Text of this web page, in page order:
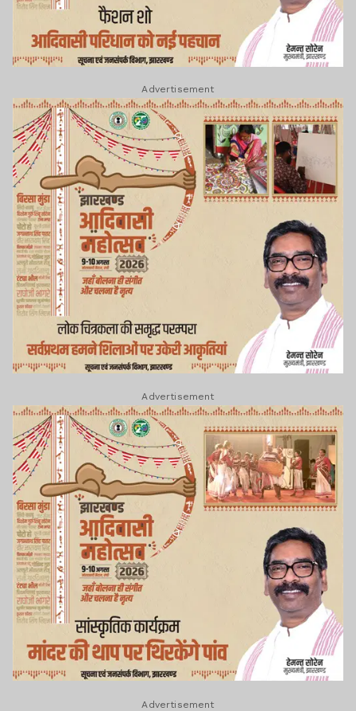
Advertisement
Advertisement
Advertisement